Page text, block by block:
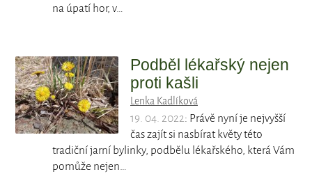
na úpatí hor, v…
Podběl lékařský nejen
proti kašli
Lenka Kadlíková
19. 04. 2022: Právě nyní je nejvyšší
čas zajít si nasbírat květy této
tradiční jarní bylinky, podbělu lékařského, která Vám
pomůže nejen…